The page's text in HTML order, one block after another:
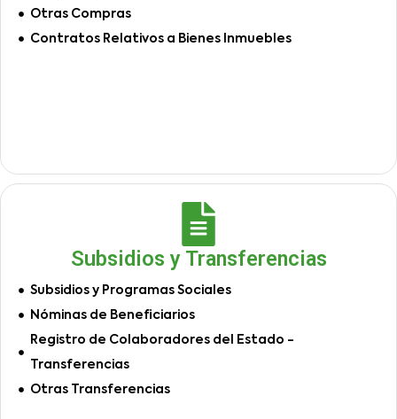
Otras Compras
Contratos Relativos a Bienes Inmuebles
Subsidios y Transferencias
Subsidios y Programas Sociales
Nóminas de Beneficiarios
Registro de Colaboradores del Estado -
Transferencias
Otras Transferencias